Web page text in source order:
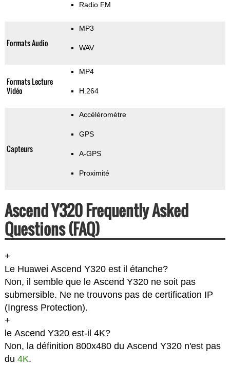
Radio FM
Formats Audio
MP3
WAV
Formats Lecture
Vidéo
MP4
H.264
Capteurs
Accéléromètre
GPS
A-GPS
Proximité
Ascend Y320 Frequently Asked
Questions (FAQ)
+
Le Huawei Ascend Y320 est il étanche?
Non, il semble que le Ascend Y320 ne soit pas
submersible. Ne ne trouvons pas de certification IP
(Ingress Protection).
+
le Ascend Y320 est-il 4K?
Non, la définition 800x480 du Ascend Y320 n'est pas
du 4K.